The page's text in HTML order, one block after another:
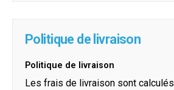
Politique de livraison
Politique de livraison
Les frais de livraison sont calculés